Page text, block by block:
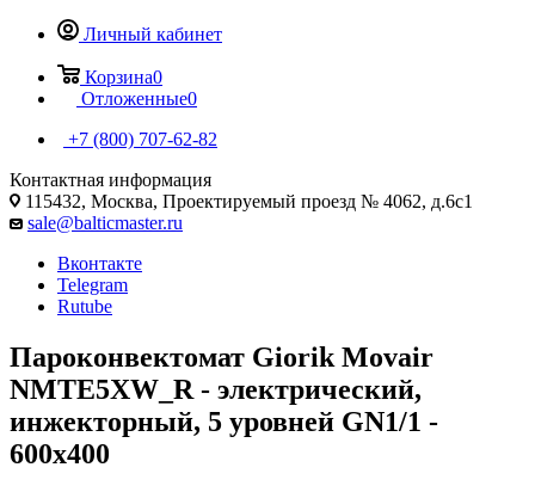
Личный кабинет
Корзина0
Отложенные0
+7 (800) 707-62-82
Контактная информация
115432, Москва, Проектируемый проезд № 4062, д.6с1
sale@balticmaster.ru
Вконтакте
Telegram
Rutube
Пароконвектомат Giorik Movair
NMTE5XW_R - электрический,
инжекторный, 5 уровней GN1/1 -
600х400